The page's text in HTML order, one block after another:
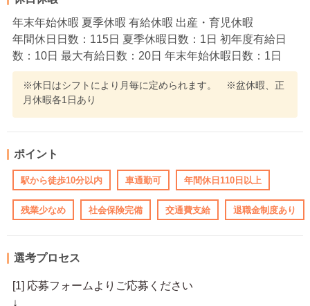
年末年始休暇 夏季休暇 有給休暇 出産・育児休暇
年間休日日数：115日 夏季休暇日数：1日 初年度有給日
数：10日 最大有給日数：20日 年末年始休暇日数：1日
※休日はシフトにより月毎に定められます。 ※盆休暇、正
月休暇各1日あり
ポイント
駅から徒歩10分以内 車通勤可 年間休日110日以上
残業少なめ 社会保険完備 交通費支給 退職金制度あり
選考プロセス
[1] 応募フォームよりご応募ください
↓